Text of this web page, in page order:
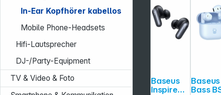
In-Ear Kopfhörer kabellos
Mobile Phone-Headsets
Hifi-Lautsprecher
DJ-/Party-Equipment
TV & Video & Foto
Baseus
Inspire
Baseus
Bass